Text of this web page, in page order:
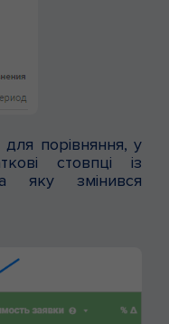
порівняння, у
стовпці із
яку змінився